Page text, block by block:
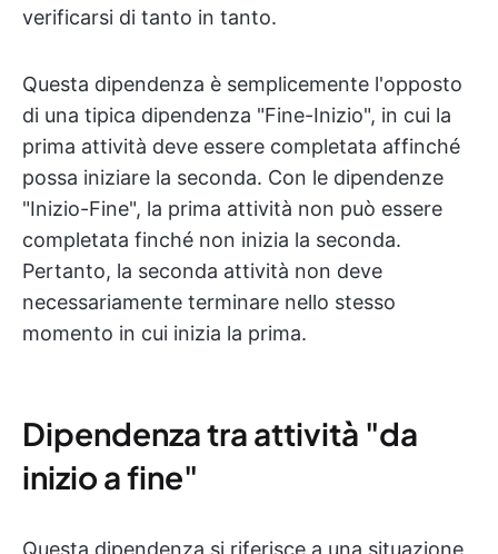
verificarsi di tanto in tanto.
Questa dipendenza è semplicemente l'opposto
di una tipica dipendenza "Fine-Inizio", in cui la
prima attività deve essere completata affinché
possa iniziare la seconda. Con le dipendenze
"Inizio-Fine", la prima attività non può essere
completata finché non inizia la seconda.
Pertanto, la seconda attività non deve
necessariamente terminare nello stesso
momento in cui inizia la prima.
Dipendenza tra attività "da
inizio a fine"
Questa dipendenza si riferisce a una situazione